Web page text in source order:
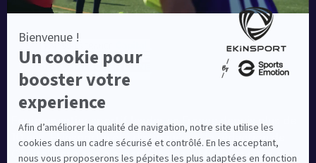
Equipementier sportif leader en France depuis plus de
10 ans, Ekinsport a été distingué par la rédaction de
Capital dans son classement des « Meilleurs sites de